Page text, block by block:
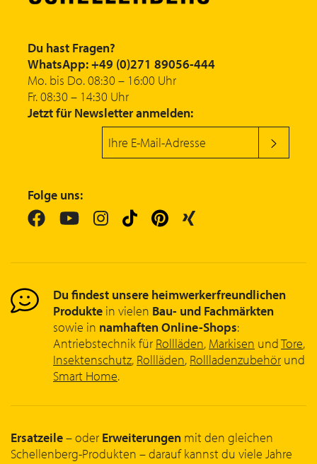
Du hast Fragen?
WhatsApp: +49 (0)271 89056-444
Mo. bis Do. 08:30 – 16:00 Uhr
Fr. 08:30 – 14:30 Uhr
Jetzt für Newsletter anmelden:
Folge uns:
Du findest unsere heimwerkerfreundlichen
Produkte in vielen Bau- und Fachmärkten
sowie in namhaften Online-Shops:
Antriebstechnik für Rollläden, Markisen undTore,
Insektenschutz, Rollläden, Rollladenzubehör und
Smart Home.
Ersatzeile– oder Erweiterungen mit den gleichen
Schellenberg-Produkten – darauf kannst du viele Jahre